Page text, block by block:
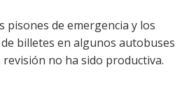
pisones de emergencia y los
billetes en algunos autobuses
no ha sido productiva.